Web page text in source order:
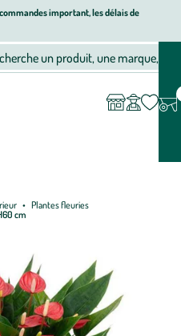
important, les délais de
décoration, alimentation bio
un produit, une marque, un
compte
Plantes fleuries
cm